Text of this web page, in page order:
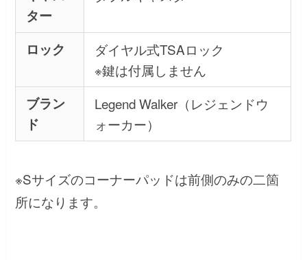
ター
ロック
ダイヤル式TSAロック
※鍵は付属しません
ブラン
ド
Legend Walker（レジェンドウ
ォーカー）
※Sサイズのコーナーパッドは前側のみの二箇
所になります。